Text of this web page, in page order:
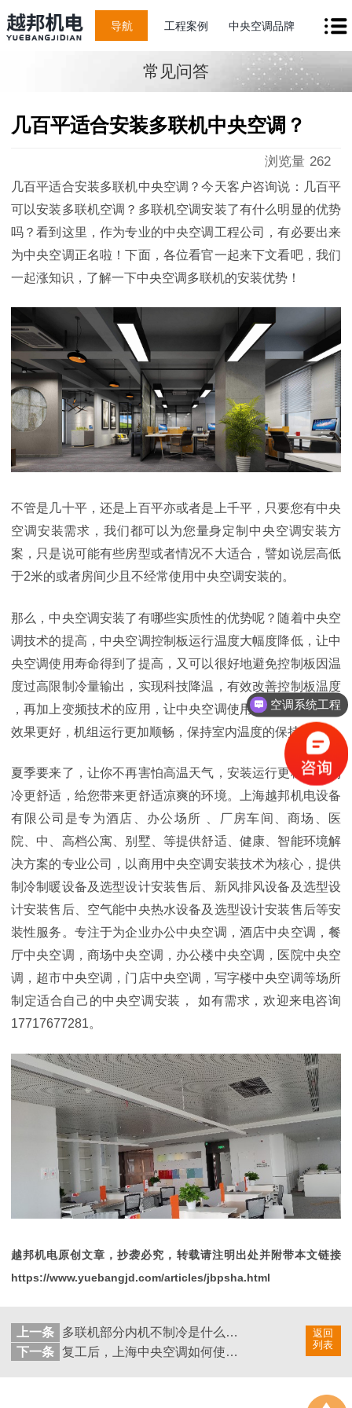
导航 工程案例 中央空调品牌
常见问答
几百平适合安装多联机中央空调？
浏览量 262
几百平适合安装多联机中央空调？今天客户咨询说：几百平
可以安装多联机空调？多联机空调安装了有什么明显的优势
吗？看到这里，作为专业的中央空调工程公司，有必要出来
为中央空调正名啦！下面，各位看官一起来下文看吧，我们
一起涨知识，了解一下中央空调多联机的安装优势！
不管是几十平，还是上百平亦或者是上千平，只要您有中央
空调安装需求，我们都可以为您量身定制中央空调安装方
案，只是说可能有些房型或者情况不大适合，譬如说层高低
于2米的或者房间少且不经常使用中央空调安装的。
那么，中央空调安装了有哪些实质性的优势呢？随着中央空
调技术的提高，中央空调控制板运行温度大幅度降低， 让中
央空调使用寿命得到了提高， 又可以很好地避免控制板因温
度过高限制冷量输出，实现科技降温，有效改善控制板温度
，再加上变频技术的应用，让中央空调使用效率更高，节能
效果更好 ，机组运行更加顺畅， 保持室内温度的保持凉爽。
夏季要来了，让你不再害怕高温天气，安装运行更稳定、制
冷更舒适 ，给您带来更舒适凉爽的环境。
上海越邦机电设备
有限公司是专为酒店、办公场所
厂房车间、商场、医
院、 中、高档公寓、别墅、等提供舒适、健康、智能环境解
决方案的专业公司，以商用中央空调安装技术为核心，提供
制冷制暖设备及选型设计安装售后、新风排风设备及选型设
计安装售后、空气能中央热水设备及选型设计安装售后等安
装性服务。专注于为企业办公中央空调，酒店中央空调，餐
厅中央空调，商场中央空调，办公楼中央空调，医院中央空
调，超市中央空调，门店中央空调，写字楼中央空调等场所
制定适合自己的中央空调安装，
如有需求，欢迎来电咨询
17717677281。
越邦机电原创文章，抄袭必究，转载请注明出处并附带本文链接
https://www.yuebangjd.com/articles/jbpsha.html
返回
列表
上一条
多联机部分内机不制冷是什么原因？
下一条
复工后，上海中央空调如何使用？
空调系统工程